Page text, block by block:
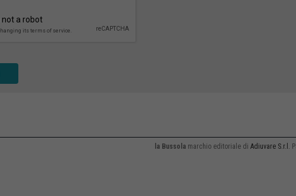
la Bussolamarchio editoriale di Adiuvare S.r.l.